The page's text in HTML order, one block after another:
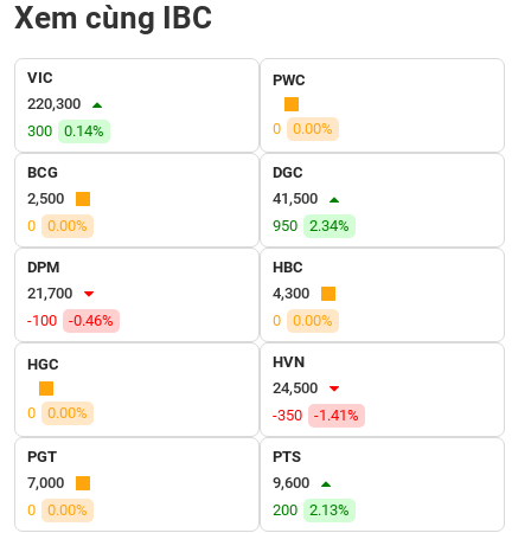
Xem cùng IBC
VIC
220,300
300
0.14%
PWC
0 0.00%
BCG
2,500
0
0.00%
DGC
41,500
950
2.34%
DPM
21,700
-100
-0.46%
HBC
4,300
0
0.00%
HGC
0 0.00%
HVN
24,500
-350
-1.41%
PGT
7,000
0
0.00%
PTS
9,600
200
2.13%
SỨC
KHỎE
TÀI
CHÍNH
CÔNG
NGHỆ
THÔNG
TIN
DỊCH